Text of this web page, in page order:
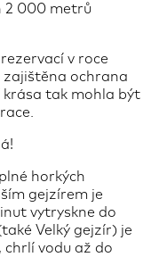
2 000 metrů
v roce
zajištěna ochrana
krása tak mohla být
horkých
gejzírem je
vytryskne do
Velký gejzír) je
chrlí vodu až do